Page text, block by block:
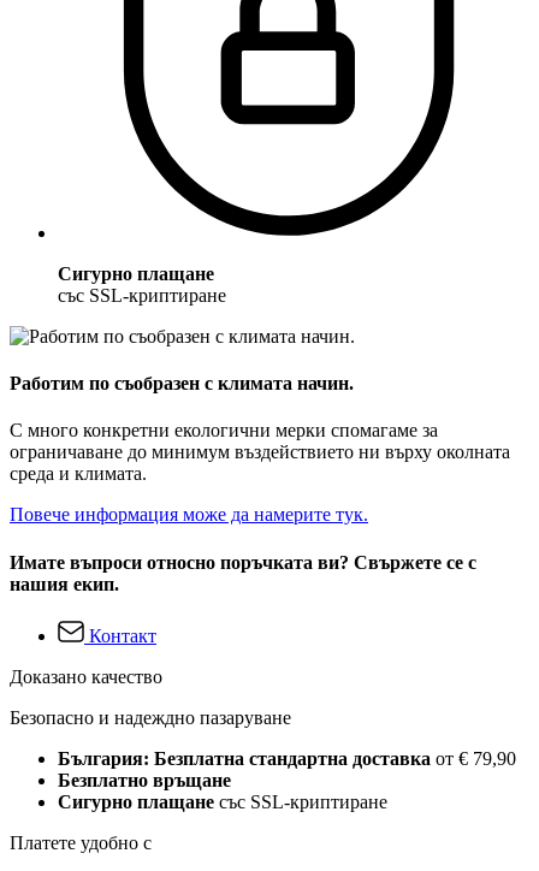
Сигурно плащане
със SSL-криптиране
Работим по съобразен с климата начин.
С много конкретни екологични мерки спомагаме за
ограничаване до минимум въздействието ни върху околната
среда и климата.
Повече информация може да намерите тук.
Имате въпроси относно поръчката ви? Свържете се с
нашия екип.
Контакт
Доказано качество
Безопасно и надеждно пазаруване
България: Безплатна стандартна доставка от € 79,90
Безплатно връщане
Сигурно плащане със SSL-криптиране
Платете удобно с